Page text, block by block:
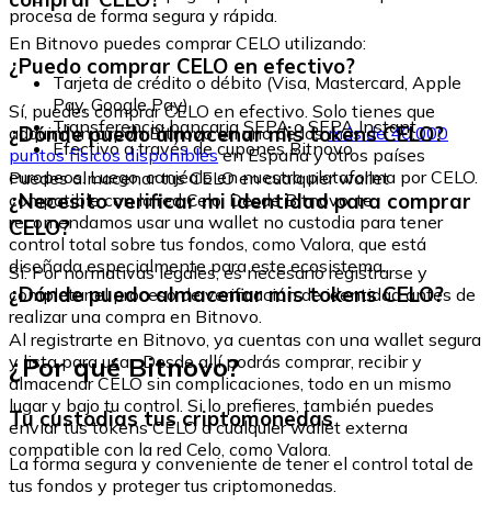
procesa de forma segura y rápida.
En Bitnovo puedes comprar CELO utilizando:
Tarjeta de crédito o débito (Visa, Mastercard, Apple
Pay, Google Pay)
Transferencia bancaria SEPA o SEPA Instant
Efectivo a través de cupones Bitnovo
¿Puedo comprar CELO en efectivo?
Sí, puedes comprar CELO en efectivo. Solo tienes que
adquirir un cupón Bitnovo en uno de losmás de 40.000
puntos físicos disponiblesen España y otros países
europeos. Luego, canjéalo en nuestra plataforma por CELO.
¿Dónde puedo almacenar mis tokens CELO?
Puedes almacenar tus CELO en cualquier wallet
compatible con la red Celo. Desde Bitnovo, te
recomendamos usar una wallet no custodia para tener
control total sobre tus fondos, como Valora, que está
diseñada especialmente para este ecosistema.
¿Necesito verificar mi identidad para comprar
CELO?
Sí. Por normativas legales, es necesario registrarse y
completar el proceso de verificación de identidad antes de
realizar una compra en Bitnovo.
¿Dónde puedo almacenar mis tokens CELO?
Al registrarte en Bitnovo, ya cuentas con una wallet segura
y lista para usar. Desde allí podrás comprar, recibir y
almacenar CELO sin complicaciones, todo en un mismo
lugar y bajo tu control. Si lo prefieres, también puedes
enviar tus tokens CELO a cualquier wallet externa
compatible con la red Celo, como Valora.
¿Por qué Bitnovo?
Tu custodias tus criptomonedas
La forma segura y conveniente de tener el control total de
tus fondos y proteger tus criptomonedas.